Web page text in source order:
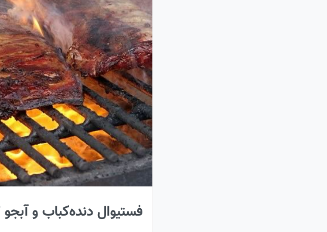
فستیوال دنده‌کباب و آبجو ۱۳ تا ۱۵ جون – وودباین پارک تورنتو